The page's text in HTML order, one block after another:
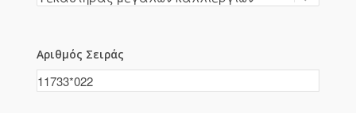
Αριθμός Σειράς